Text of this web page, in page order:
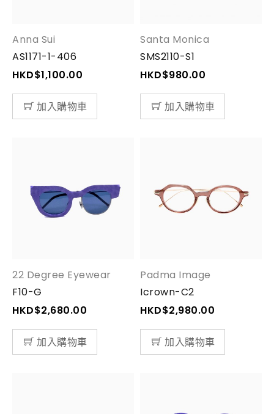
Anna Sui
AS1171-1-406
HKD$1,100.00
加入購物車
Santa Monica
SMS2110-S1
HKD$980.00
加入購物車
22 Degree Eyewear
F10-G
HKD$2,680.00
加入購物車
Padma Image
Icrown-C2
HKD$2,980.00
加入購物車